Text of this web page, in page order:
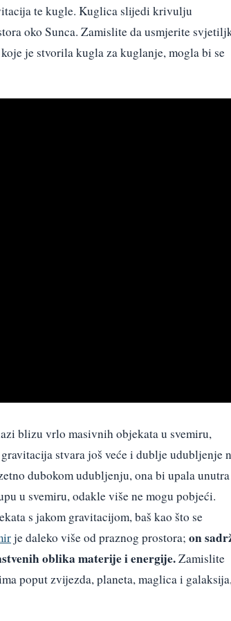
te kugle. Kuglica slijedi krivulju
oko Sunca. Zamislite da usmjerite
je stvorila kugla za kuglanje, mogla bi se
blizu vrlo masivnih objekata u svemiru,
stvara još veće i dublje udubljenje
dubokom udubljenju, ona bi upala
u svemiru, odakle više ne mogu pobjeći.
s jakom gravitacijom, baš kao što se
je daleko više od praznog prostora; on
oblika materije i energije.Zamislite
poput zvijezda, planeta, maglica i